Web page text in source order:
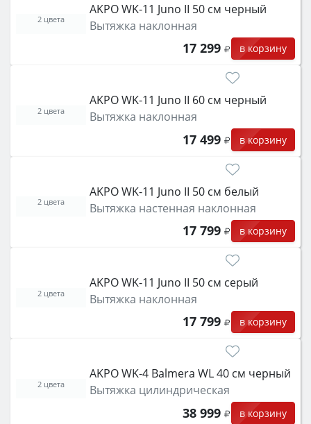
AKPO WK-11 Juno II 50 см черный
Вытяжка наклонная
17 299 в корзину
2 цвета
AKPO WK-11 Juno II 60 см черный
Вытяжка наклонная
17 499 в корзину
2 цвета
AKPO WK-11 Juno II 50 см белый
Вытяжка настенная наклонная
17 799 в корзину
2 цвета
AKPO WK-11 Juno II 50 см серый
Вытяжка наклонная
17 799 в корзину
2 цвета
AKPO WK-4 Balmera WL 40 см черный
Вытяжка цилиндрическая
38 999 в корзину
2 цвета